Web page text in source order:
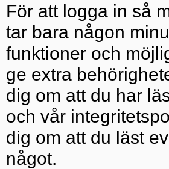
För att logga in så
tar bara någon
funktioner och
ge extra
dig om att du har
och vår
dig om att du läst
något.